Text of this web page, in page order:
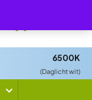
6500K
(Daglicht wit)